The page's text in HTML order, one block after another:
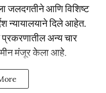
जलदगतीने आणि विशिष्ट
न्यायालयाने दिले आहेत.
प्रकरणातील अन्य चार
मंजूर केला आहे.